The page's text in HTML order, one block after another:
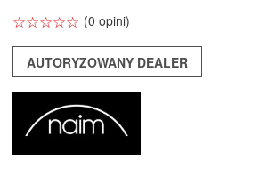
☆☆☆☆☆
★★★★★ (0 opini)
AUTORYZOWANY DEALER